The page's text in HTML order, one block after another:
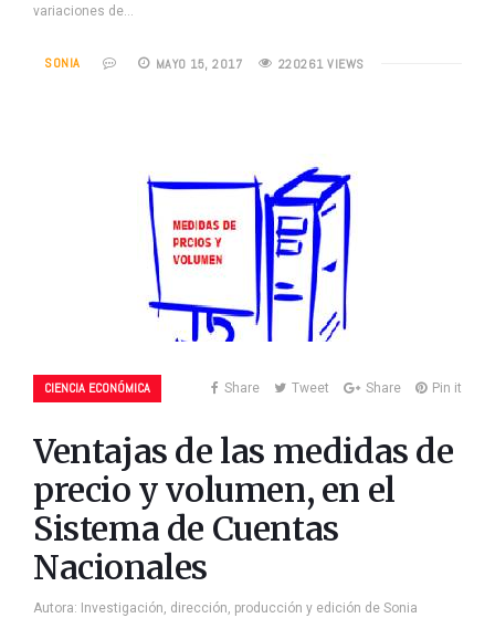
variaciones de…
SONIA MAYO 15, 2017 220261 VIEWS
CIENCIA ECONÓMICA Share Tweet Share Pin it
Ventajas de las medidas de
precio y volumen, en el
Sistema de Cuentas
Nacionales
Autora: Investigación, dirección, producción y edición de Sonia